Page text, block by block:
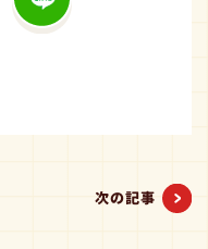
次の記事